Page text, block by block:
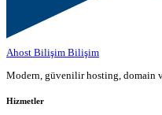
Ahost Bilişim Bilişim
Modern, güvenilir hosting, domain
Hizmetler